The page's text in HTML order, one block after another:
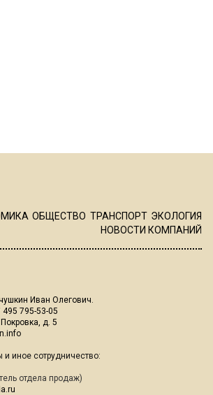
ОБЩЕСТВО ТРАНСПОРТ ЭКОЛОГИЯ
НОВОСТИ КОМПАНИЙ
Иван Олегович.
795-53-05
д. 5
и иное сотрудничество:
отдела продаж)